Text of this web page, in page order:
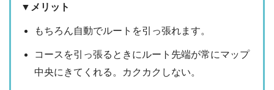
▼メリット
もちろん自動でルートを引っ張れます。
コースを引っ張るときにルート先端が常にマップ
中央にきてくれる。カクカクしない。